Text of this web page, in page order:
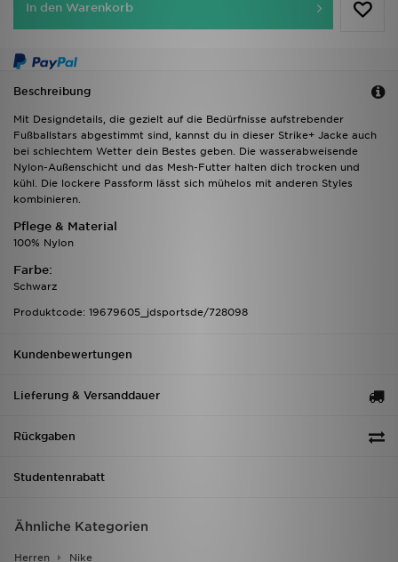
In den Warenkorb
Beschreibung
Mit Designdetails, die gezielt auf die Bedürfnisse aufstrebender
Fußballstars abgestimmt sind, kannst du in dieser Strike+ Jacke auch
bei schlechtem Wetter dein Bestes geben. Die wasserabweisende
Nylon-Außenschicht und das Mesh-Futter halten dich trocken und
kühl. Die lockere Passform lässt sich mühelos mit anderen Styles
kombinieren.
Pflege & Material
100% Nylon
Farbe:
Schwarz
Produktcode: 19679605_jdsportsde/728098
Kundenbewertungen
Lieferung & Versanddauer
Rückgaben
Studentenrabatt
Ähnliche Kategorien
Herren Nike